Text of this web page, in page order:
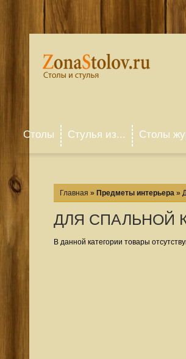
Столы Стулья из... Столы
Главная » Предметы интерьера »
ДЛЯ СПАЛЬНОЙ
В данной категории товары